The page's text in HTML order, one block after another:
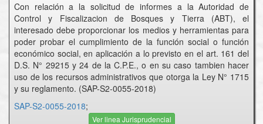
Con relación a la solicitud de informes a la Autoridad de
Control y Fiscalizacion de Bosques y Tierra (ABT), el
interesado debe proporcionar los medios y herramientas para
poder probar el cumplimiento de la función social o función
económico social, en aplicación a lo previsto en el art. 161 del
D.S. N° 29215 y 24 de la C.P.E., o en su caso tambien hacer
uso de los recursos administrativos que otorga la Ley N° 1715
y su reglamento. (SAP-S2-0055-2018)
SAP-S2-0055-2018;
Ver linea Jurisprudencial